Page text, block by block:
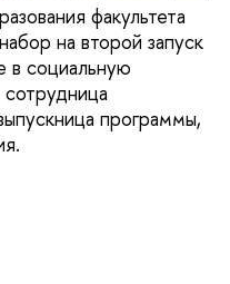
факультета
на второй запуск
социальную
программы,